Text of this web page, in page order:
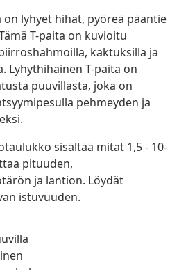
on lyhyet hihat, pyöreä pääntie
T-paita on kuvioitu
kaktuksilla ja
Lyhythihainen T-paita on
puuvillasta, joka on
pehmeyden ja
sisältää mitat 1,5 - 10-
pituuden,
ja lantion. Löydät
istuvuuden.